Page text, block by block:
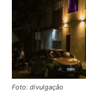
Foto: divulgação